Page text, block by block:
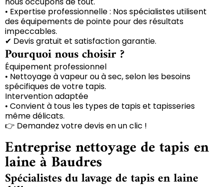
• Expertise professionnelle : Nos spécialistes utilisent
des équipements de pointe pour des résultats
impeccables.
✔ Devis gratuit et satisfaction garantie.
Pourquoi nous choisir ?
Équipement professionnel
• Nettoyage à vapeur ou à sec, selon les besoins
spécifiques de votre tapis.
Intervention adaptée
• Convient à tous les types de tapis et tapisseries
même délicats.
👉 Demandez votre devis en un clic !
Entreprise nettoyage de tapis en
laine à Baudres
Spécialistes du lavage de tapis en laine